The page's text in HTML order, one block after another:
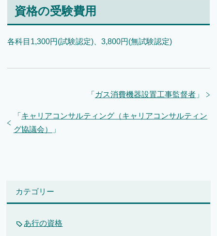
資格の受験費用
各科目1,300円(試験認定)、3,800円(無試験認定)
「 ガス消費機器設置工事監督者 」
「 キャリアコンサルティング（キャリアコンサルティン
グ協議会）
」
カテゴリー
あ行の資格